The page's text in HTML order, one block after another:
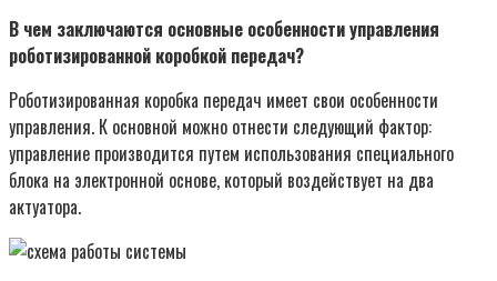
В чем заключаются основные особенности управления
роботизированной коробкой передач?
Роботизированная коробка передач имеет свои особенности
управления. К основной можно отнести следующий фактор:
управление производится путем использования специального
блока на электронной основе, который воздействует на два
актуатора.